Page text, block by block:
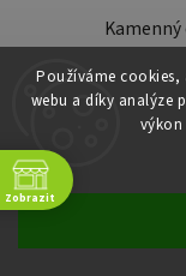
Používáme
webu a díky analýze
Kamenný
Zobrazit